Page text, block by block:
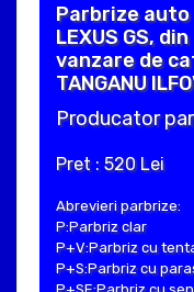
Parbrize auto
LEXUS GS,
vanzare de
TANGANU
Producator
Pret : 520 Lei
Abrevieri parbrize:
P:Parbriz clar
P+V:Parbriz cu
P+S:Parbriz cu